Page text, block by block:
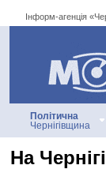
Інформ-агенція
Інформ-
Політична
Чернігівщина
На